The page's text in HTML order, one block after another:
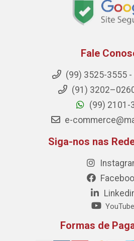
Fale
(99) 3525-3555
(91)
(99) 2101-
e-
Siga-nos nas
YouTube
Formas de